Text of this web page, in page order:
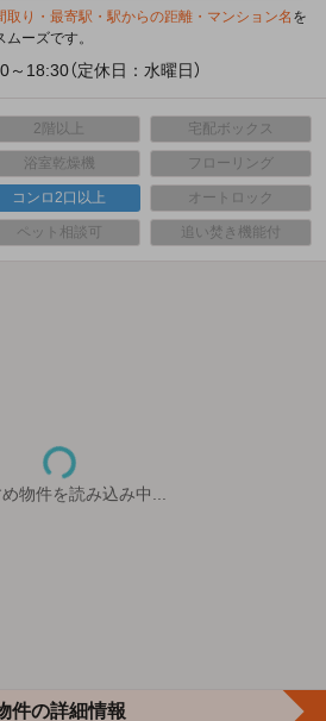
取り・最寄駅・駅からの距離・マンション名 を
ーズです。
18:30（定休日：水曜日）
2階以上 宅配ボックス
浴室乾燥機 フローリング
コンロ2口以上 オートロック
ペット相談可 追い焚き機能付
物件を読み込み中...
件の詳細情報